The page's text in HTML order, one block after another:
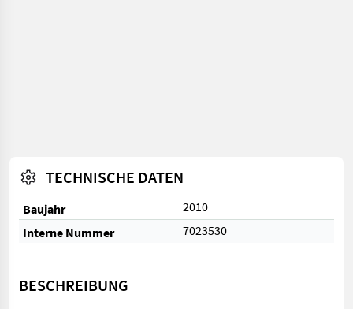
TECHNISCHE DATEN
Baujahr
2010
Interne Nummer
7023530
BESCHREIBUNG